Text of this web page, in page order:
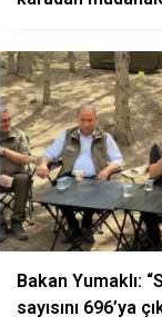
Bakan Yumaklı:
sayısını 696’ya